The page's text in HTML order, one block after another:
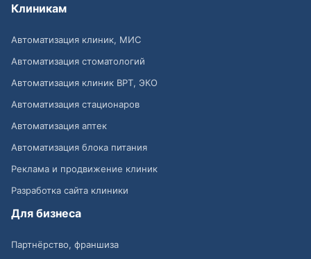
Клиникам
Автоматизация клиник, МИС
Автоматизация стоматологий
Автоматизация клиник ВРТ, ЭКО
Автоматизация стационаров
Автоматизация аптек
Автоматизация блока питания
Реклама и продвижение клиник
Разработка сайта клиники
Для бизнеса
Партнёрство, франшиза